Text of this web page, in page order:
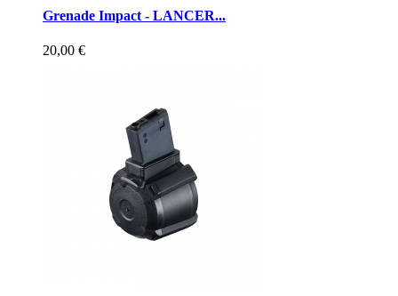
Grenade Impact - LANCER...
20,00 €